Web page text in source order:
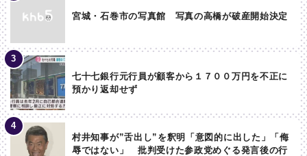
宮城・石巻市の写真館 写真の高橋が破産開始決定
七十七銀行元行員が顧客から１７００万円を不正に
預かり返却せず
村井知事が”舌出し”を釈明「意図的に出した」「侮
辱ではない」 批判受けた参政党めぐる発言後の行